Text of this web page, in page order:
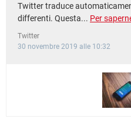
Twitter traduce
differenti. Questa... Per
Twitter
30 novembre 2019 alle 10:32